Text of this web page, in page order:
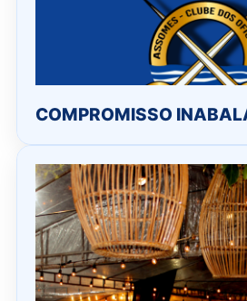
COMPROMISSO